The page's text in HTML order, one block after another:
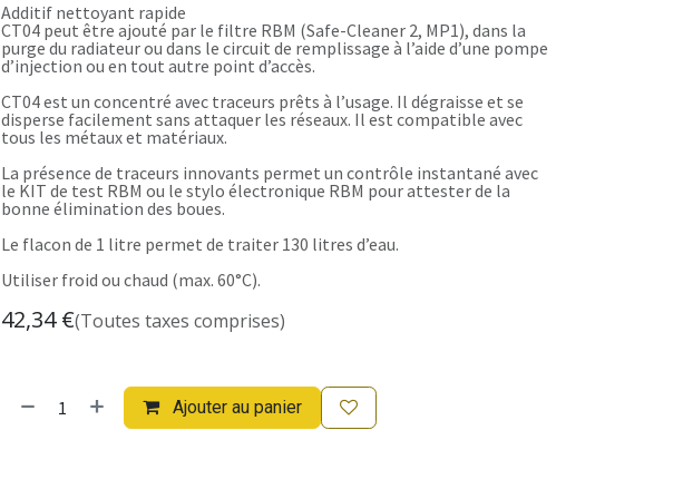
Additif nettoyant rapide
CT04 peut être ajouté par le filtre RBM (Safe-Cleaner 2, MP1), dans la
purge du radiateur ou dans le circuit de remplissage à l’aide d’une pompe
d’injection ou en tout autre point d’accès.
CT04 est un concentré avec traceurs prêts à l’usage. Il dégraisse et se
disperse facilement sans attaquer les réseaux. Il est compatible avec
tous les métaux et matériaux.
La présence de traceurs innovants permet un contrôle instantané avec
le KIT de test RBM ou le stylo électronique RBM pour attester de la
bonne élimination des boues.
Le flacon de 1 litre permet de traiter 130 litres d’eau.
Utiliser froid ou chaud (max. 60°C).
42,34€(Toutes taxes comprises)
Ajouter au panier